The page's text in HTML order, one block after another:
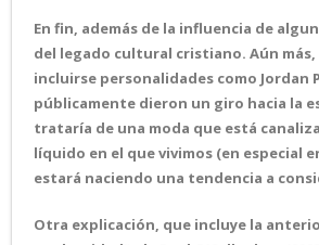
En fin, además de la influencia de
del legado cultural cristiano. Aún
incluirse personalidades como Jordan
públicamente dieron un giro hacia la
trataría de una moda que está
líquido en el que vivimos (en especial
estará naciendo una tendencia a
Otra explicación, que incluye la